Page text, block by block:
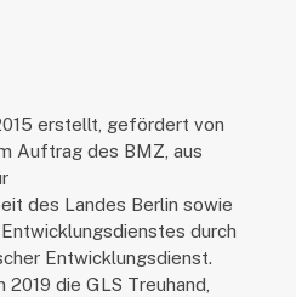
erstellt, gefördert von
Auftrag des BMZ, aus
des Landes Berlin sowie
durch
Entwicklungsdienst.
die GLS Treuhand,